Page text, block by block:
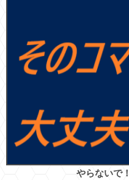
やらない